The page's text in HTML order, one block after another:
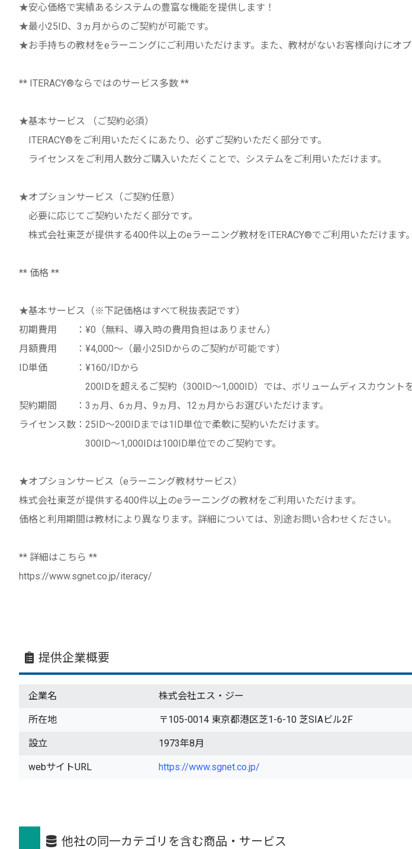
★安心価格で実績あるシステムの豊富な機能を提供します！
★最小25ID、3ヵ月からのご契約が可能です。
★お手持ちの教材をeラーニングにご利用いただけます。また、教材がないお客様向けにオプ
** ITERACY®ならではのサービス多数 **
★基本サービス （ご契約必須）
ITERACY®をご利用いただくにあたり、必ずご契約いただく部分です。
ライセンスをご利用人数分ご購入いただくことで、システムをご利用いただけます。
★オプションサービス（ご契約任意）
必要に応じてご契約いただく部分です。
株式会社東芝が提供する400件以上のeラーニング教材をITERACY®でご利用いただけます。
** 価格 **
★基本サービス（※下記価格はすべて税抜表記です）
初期費用 ：¥0（無料、導入時の費用負担はありません）
月額費用 ：¥4,000～（最小25IDからのご契約が可能です）
ID単価 ：¥160/IDから
200IDを超えるご契約（300ID～1,000ID）では、ボリュームディスカウントを適
契約期間 ：3ヵ月、6ヵ月、9ヵ月、12ヵ月からお選びいただけます。
ライセンス数：25ID～200IDまでは1ID単位で柔軟に契約いただけます。
300ID～1,000IDは100ID単位でのご契約です。
★オプションサービス（eラーニング教材サービス）
株式会社東芝が提供する400件以上のeラーニングの教材をご利用いただけます。
価格と利用期間は教材により異なります。詳細については、別途お問い合わせください。
** 詳細はこちら **
https://www.sgnet.co.jp/iteracy/
提供企業概要
企業名 株式会社エス・ジー
所在地 〒105-0014 東京都港区芝1-6-10 芝SIAビル2F
設立 1973年8月
webサイトURL https://www.sgnet.co.jp/
他社の同一カテゴリを含む商品・サービス